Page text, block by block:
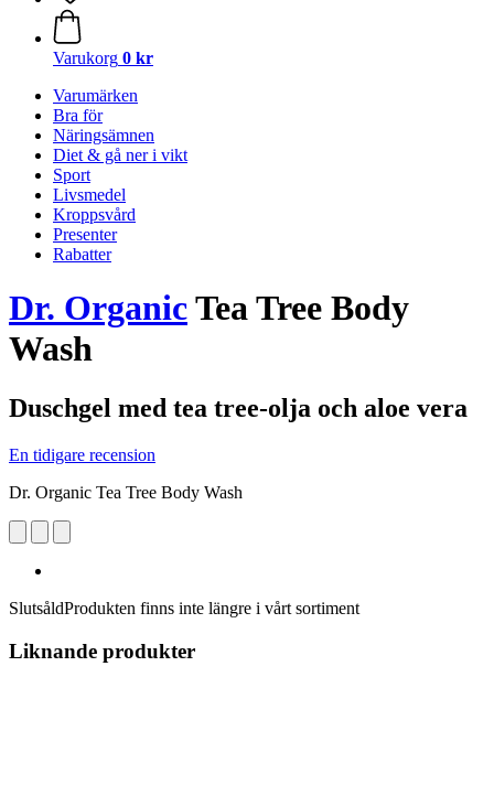
Varukorg 0 kr
Varumärken
Bra för
Näringsämnen
Diet & gå ner i vikt
Sport
Livsmedel
Kroppsvård
Presenter
Rabatter
Dr. OrganicTea Tree Body
Wash
Duschgel med tea tree-olja och aloe vera
En tidigare recension
Dr. Organic Tea Tree Body Wash
SlutsåldProdukten finns inte längre i vårt sortiment
Liknande produkter